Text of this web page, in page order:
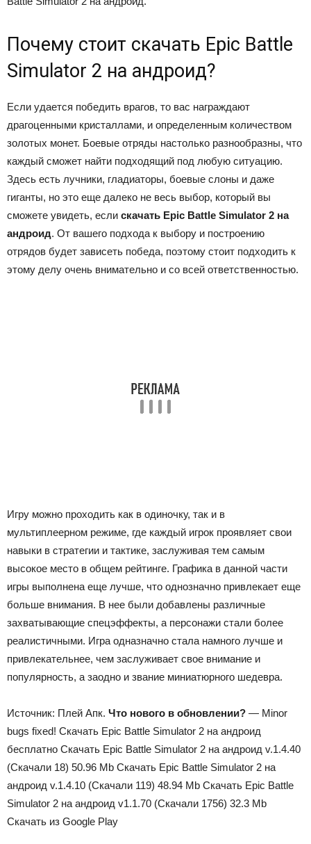
Почему стоит скачать Epic Battle
Simulator 2 на андроид?
Если удается победить врагов, то вас награждают
драгоценными кристаллами, и определенным количеством
золотых монет. Боевые отряды настолько разнообразны, что
каждый сможет найти подходящий под любую ситуацию.
Здесь есть лучники, гладиаторы, боевые слоны и даже
гиганты, но это еще далеко не весь выбор, который вы
сможете увидеть, если скачать Epic Battle Simulator 2 на
андроид. От вашего подхода к выбору и построению
отрядов будет зависеть победа, поэтому стоит подходить к
этому делу очень внимательно и со всей ответственностью.
Игру можно проходить как в одиночку, так и в
мультиплеерном режиме, где каждый игрок проявляет свои
навыки в стратегии и тактике, заслуживая тем самым
высокое место в общем рейтинге. Графика в данной части
игры выполнена еще лучше, что однозначно привлекает еще
больше внимания. В нее были добавлены различные
захватывающие спецэффекты, а персонажи стали более
реалистичными. Игра одназначно стала намного лучше и
привлекательнее, чем заслуживает свое внимание и
популярность, а заодно и звание миниатюрного шедевра.
Источник: Плей Апк. Что нового в обновлении? — Minor
bugs fixed! Скачать Epic Battle Simulator 2 на андроид
бесплатно Скачать Epic Battle Simulator 2 на андроид v.1.4.40
(Скачали 18) 50.96 Mb Скачать Epic Battle Simulator 2 на
андроид v.1.4.10 (Скачали 119) 48.94 Mb Скачать Epic Battle
Simulator 2 на андроид v1.1.70 (Скачали 1756) 32.3 Mb
Скачать из Google Play